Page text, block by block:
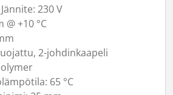
230 V
+10 °C
2-johdinkaapeli
65 °C